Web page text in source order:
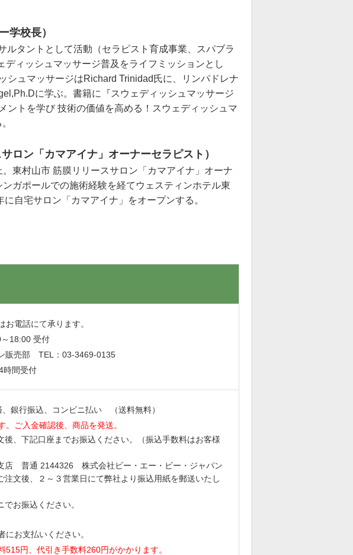
学校長）
ルタントとして活動（セラピスト育成事業、スパブラ
ィッシュマッサージ普及をライフミッションとし
シュマッサージはRichard Trinidad氏に、リンパドレナ
に学ぶ。書籍に『スウェディッシュマッサージ
ントを学び 技術の価値を高める！スウェディッシュマ
ロン「カマアイナ」オーナーセラピスト）
東村山市 筋膜リリースサロン「カマアイナ」オーナ
ガポールでの施術経験を経てウェスティンホテル東
自宅サロン「カマアイナ」をオープンする。
お電話にて承ります。
18:00 受付
販売部 TEL：03-3469-0135
時間受付
銀行振込、コンビニ払い （送料無料）
。ご入金確認後、商品を発送。
、下記口座までお振込ください。（振込手数料はお客様
店 普通 2144326 株式会社ビー・エー・ビー・ジャパン
文後、２～３営業日にて弊社より振込用紙を郵送いたし
お振込ください。
お支払いください。
515円、代引き手数料260円がかかります。